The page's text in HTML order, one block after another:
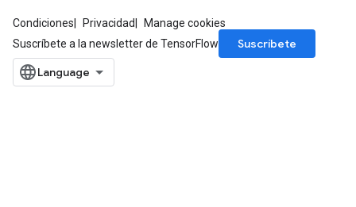
Condiciones Privacidad
Manage cookies
Suscríbete a la newsletter de TensorFlow
Suscríbete